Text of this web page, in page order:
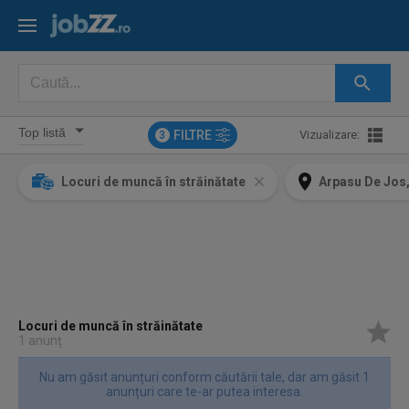
3 FILTRE Vizualizare:
Locuri de muncă în străinătate Arpasu De
Locuri de muncă în străinătate
1 anunț
Nu am găsit anunțuri conform căutării tale, dar am găsit 1
anunțuri care te-ar putea interesa.